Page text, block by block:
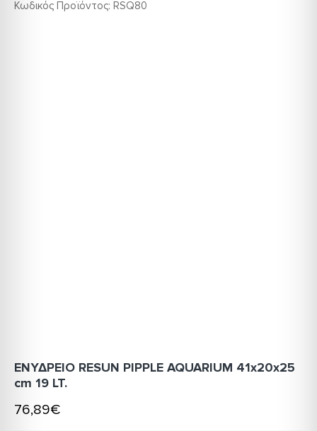
Κωδικός Προϊόντος: RSQ80
ΕΝΥΔΡΕΙΟ RESUN PIPPLE AQUARIUM 41x20x25
cm 19 LT.
76,89€